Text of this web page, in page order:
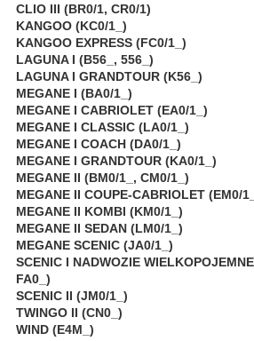
CLIO III (BR0/1, CR0/1)
KANGOO (KC0/1_)
KANGOO EXPRESS (FC0/1_)
LAGUNA I (B56_, 556_)
LAGUNA I GRANDTOUR (K56_)
MEGANE I (BA0/1_)
MEGANE I CABRIOLET (EA0/1_)
MEGANE I CLASSIC (LA0/1_)
MEGANE I COACH (DA0/1_)
MEGANE I GRANDTOUR (KA0/1_)
MEGANE II (BM0/1_, CM0/1_)
MEGANE II COUPE-CABRIOLET (EM0/
MEGANE II KOMBI (KM0/1_)
MEGANE II SEDAN (LM0/1_)
MEGANE SCENIC (JA0/1_)
SCENIC I NADWOZIE
FA0_)
SCENIC II (JM0/1_)
TWINGO II (CN0_)
WIND (E4M_)